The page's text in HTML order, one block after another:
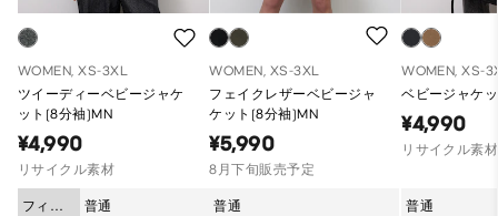
WOMEN, XS-3XL
ツイーディーベビージャケ
ット(8分袖)MN
¥4,990
リサイクル素材
フィッ
普通
WOMEN, XS-3XL
フェイクレザーベビージャ
ケット(8分袖)MN
¥5,990
8月下旬販売予定
普通
WOMEN, XS-
ベビージャケ
¥4,990
リサイクル素材
普通